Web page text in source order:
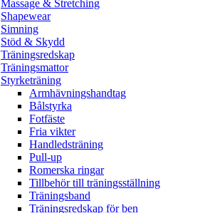
Massage & Stretching
Shapewear
Simning
Stöd & Skydd
Träningsredskap
Träningsmattor
Styrketräning
Armhävningshandtag
Bålstyrka
Fotfäste
Fria vikter
Handledsträning
Pull-up
Romerska ringar
Tillbehör till träningsställning
Träningsband
Träningsredskap för ben